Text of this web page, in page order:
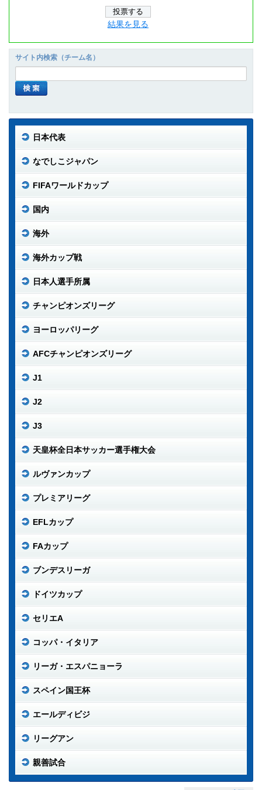
結果を見る
サイト内検索（チーム名）
日本代表
なでしこジャパン
FIFAワールドカップ
国内
海外
海外カップ戦
日本人選手所属
チャンピオンズリーグ
ヨーロッパリーグ
AFCチャンピオンズリーグ
J1
J2
J3
天皇杯全日本サッカー選手権大会
ルヴァンカップ
プレミアリーグ
EFLカップ
FAカップ
ブンデスリーガ
ドイツカップ
セリエA
コッパ・イタリア
リーガ・エスパニョーラ
スペイン国王杯
エールディビジ
リーグアン
親善試合